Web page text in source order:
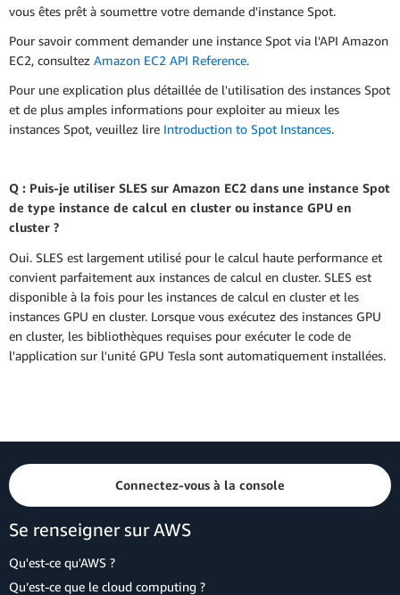
vous êtes prêt à soumettre votre demande d'instance Spot.
Pour savoir comment demander une instance Spot via l'API Amazon
EC2, consultez Amazon EC2 API Reference.
Pour une explication plus détaillée de l'utilisation des instances Spot
et de plus amples informations pour exploiter au mieux les
instances Spot, veuillez lire Introduction to Spot Instances.
Q : Puis-je utiliser SLES sur Amazon EC2 dans une instance Spot
de type instance de calcul en cluster ou instance GPU en
cluster ?
Oui. SLES est largement utilisé pour le calcul haute performance et
convient parfaitement aux instances de calcul en cluster. SLES est
disponible à la fois pour les instances de calcul en cluster et les
instances GPU en cluster. Lorsque vous exécutez des instances GPU
en cluster, les bibliothèques requises pour exécuter le code de
l'application sur l'unité GPU Tesla sont automatiquement installées.
Connectez-vous à la console
Se renseigner sur AWS
Qu'est-ce qu'AWS ?
Qu’est-ce que le cloud computing ?